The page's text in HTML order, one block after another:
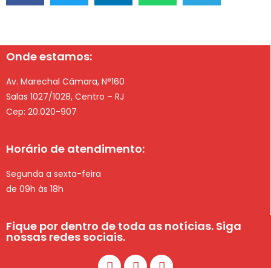
Onde estamos:
Av. Marechal Câmara, N°160
Salas 1027/1028, Centro – RJ
Cep: 20.020-907
Horário de atendimento:
Segunda a sexta-feira
de 09h às 18h
Fique por dentro de toda as notícias. Siga
nossas redes sociais.